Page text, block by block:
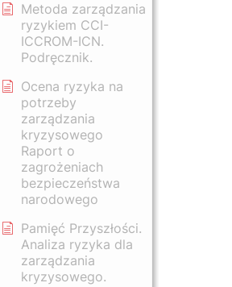
Metoda zarządzania
ryzykiem CCI-
ICCROM-ICN.
Podręcznik.
Ocena ryzyka na
potrzeby
zarządzania
kryzysowego
Raport o
zagrożeniach
bezpieczeństwa
narodowego
Pamięć Przyszłości.
Analiza ryzyka dla
zarządzania
kryzysowego.